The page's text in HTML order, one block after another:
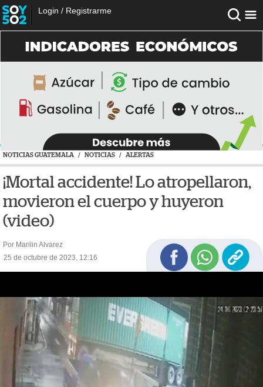
Login / Registrarme
NOTICIAS GUATEMALA / NOTICIAS / ALERTAS
¡Mortal accidente! Lo atropellaron,
movieron el cuerpo y huyeron
(video)
Por Marilin Alvarez
25 de octubre de 2023, 12:16